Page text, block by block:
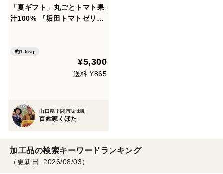
「夏ギフト」丸ごとトマト果
汁100% 『垢田トマトゼリ
約1.5kg
¥5,300
送料 ¥865
山口県下関市垢田町
百姓家くぼた
加工品の検索キーワードランキング
（更新日: 2026/08/03）